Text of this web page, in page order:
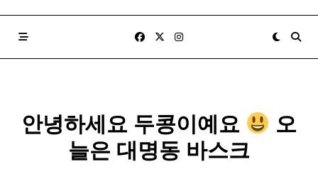
안녕하세요 두콩이예요
오
늘은 대명동 바스크